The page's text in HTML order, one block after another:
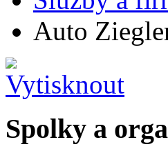
Auto
Spolky a